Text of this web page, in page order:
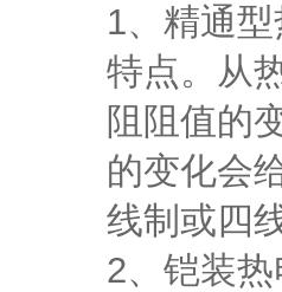
1、精通
特点。从
阻阻值的
的变化会
线制或四
2、铠装